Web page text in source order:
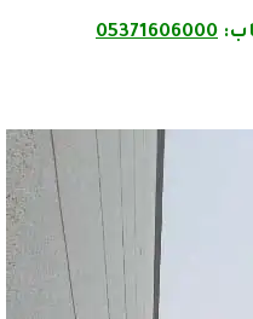
05371606000